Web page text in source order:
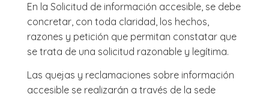
En la Solicitud de información accesible, se debe
concretar, con toda claridad, los hechos,
razones y petición que permitan constatar que
se trata de una solicitud razonable y legítima.
Las quejas y reclamaciones sobre información
accesible se realizarán a través de la sede